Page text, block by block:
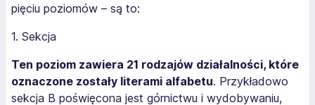
pięciu poziomów – są to:
1. Sekcja
Ten poziom zawiera 21 rodzajów działalności, które
oznaczone zostały literami alfabetu. Przykładowo
sekcja B poświęcona jest górnictwu i wydobywaniu,